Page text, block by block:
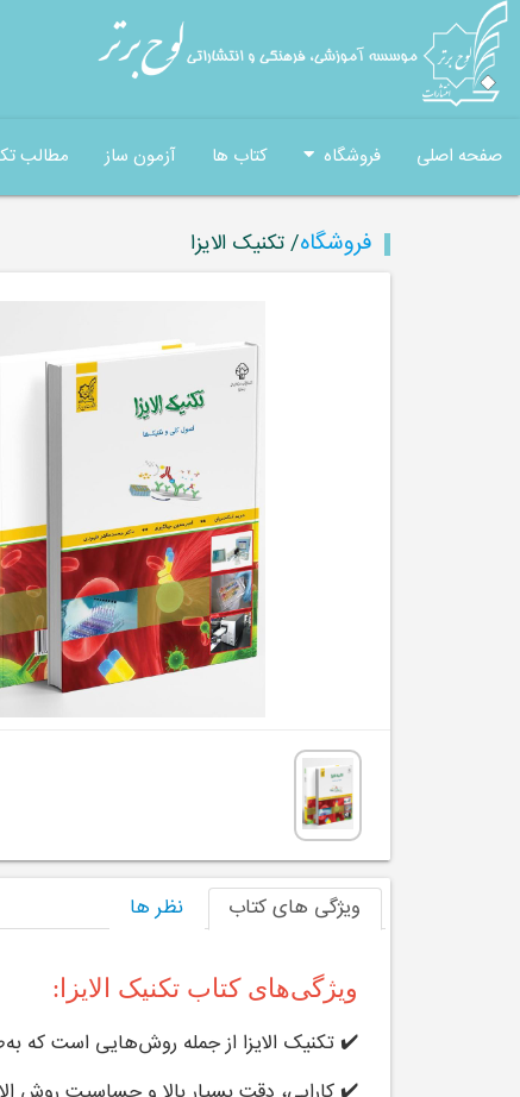
صفحه اصلی فروشگاه کتاب ها آزمون ساز مطالب
فروشگاه/ تکنیک الایزا
ویژگی های کتاب نظر ها
ویژگی‌های کتاب تکنیک الایزا:
✔️ تکنیک الایزا از جمله روش‌هایی است که